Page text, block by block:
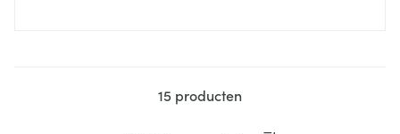
15 producten